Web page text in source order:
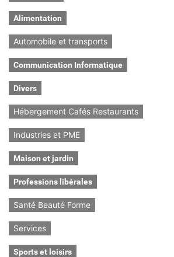
Alimentation
Automobile et transports
Communication Informatique
Divers
Hébergement Cafés Restaurants
Industries et PME
Maison et jardin
Professions libérales
Santé Beauté Forme
Services
Sports et loisirs